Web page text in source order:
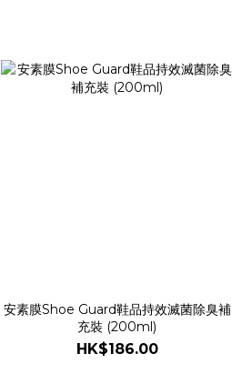
安素膜Shoe Guard鞋品持效滅菌除臭補
充裝 (200ml)
HK$186.00